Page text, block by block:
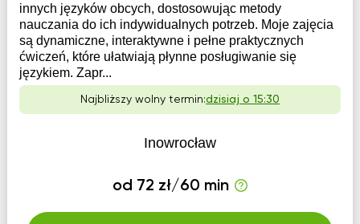
innych języków obcych, dostosowując metody
nauczania do ich indywidualnych potrzeb. Moje zajęcia
są dynamiczne, interaktywne i pełne praktycznych
ćwiczeń, które ułatwiają płynne posługiwanie się
językiem. Zapr...
Najbliższy wolny termin:dzisiaj o 15:30
Inowrocław
od 72 zł/60 min